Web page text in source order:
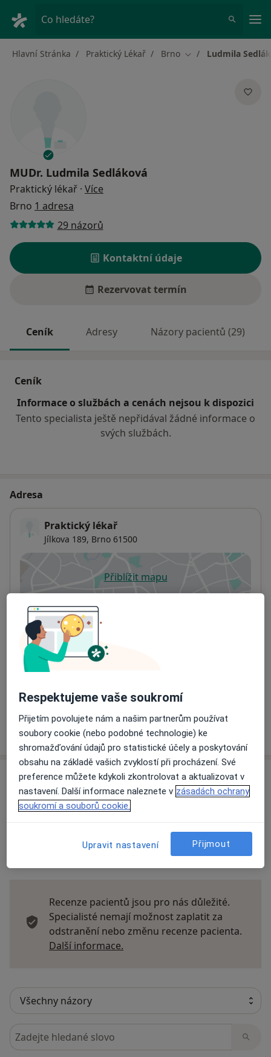
Co hledáte?
Hlavní Stránka Praktický Lékař Brno Změna města
Ludmila
MUDr. Ludmila Sedláková
Praktický lékař · Více
Brno 1 adresa
29 názorů
Kontaktní údaje
Rezervovat termín
Ceník Adresy Názory pacientů (29)
Ceník
Informace o službách a cenách nejsou k dispozici
Tento specialista ještě nepřidával žádné informace o
svých službách.
Adresa
Praktický lékař
Jílkova 189, Brno 61500
Přiblížit mapuse otevře v nové záložce
Dostupnost
Na této adrese online kalendář není aktivní
Co mám v takové situaci udělat?
Způsoby platby (soukromé návštěvy)
Detaily
Víceo adrese
Názory
Přidejte svůj názor
Recenze pacientů jsou pro nás důležité.
Specialisté nemají možnost zaplatit za
odstranění nebo změnu recenze pacienta.
Další informace.
Hledejte v názorech
Respektujeme vaše soukromí
Přijetím povolujete nám a našim partnerům používat
soubory cookie (nebo podobné technologie) ke
shromažďování údajů pro statistické účely a poskytování
obsahu na základě vašich zvyklostí při procházení. Své
preference můžete kdykoli zkontrolovat a aktualizovat v
nastavení. Další informace naleznete v zásadách ochrany
soukromí a souborů cookie.
Upravit nastavení Přijmout